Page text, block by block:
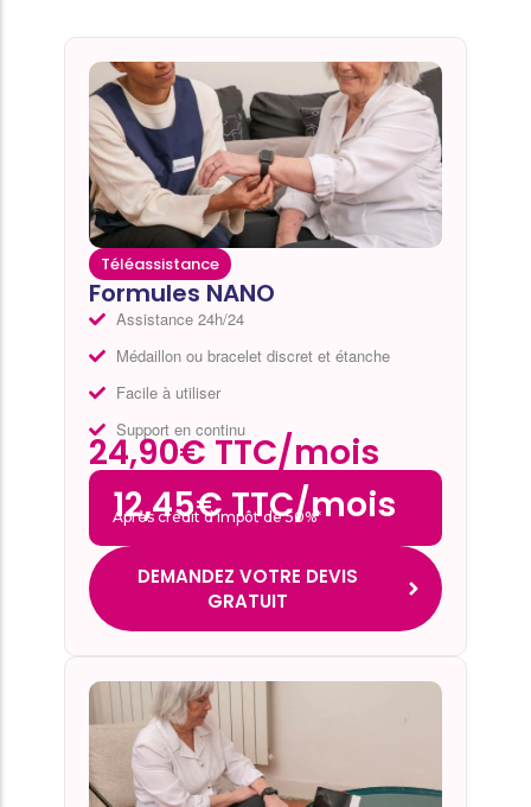
Téléassistance
Formules NANO
Assistance 24h/24
Médaillon ou bracelet discret et étanche
Facile à utiliser
Support en continu
24,90€ TTC/mois
12,45€ TTC/mois
Après crédit d’impôt de 50%*
DEMANDEZ VOTRE DEVIS
GRATUIT